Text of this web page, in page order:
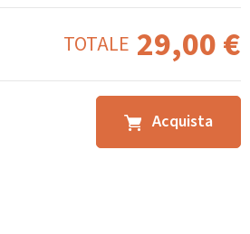
TOTALE 29,00€
Acquista